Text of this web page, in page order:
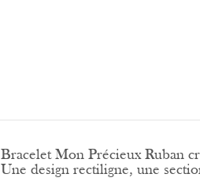
Bracelet Mon Précieux Ruban
Une design rectiligne, une